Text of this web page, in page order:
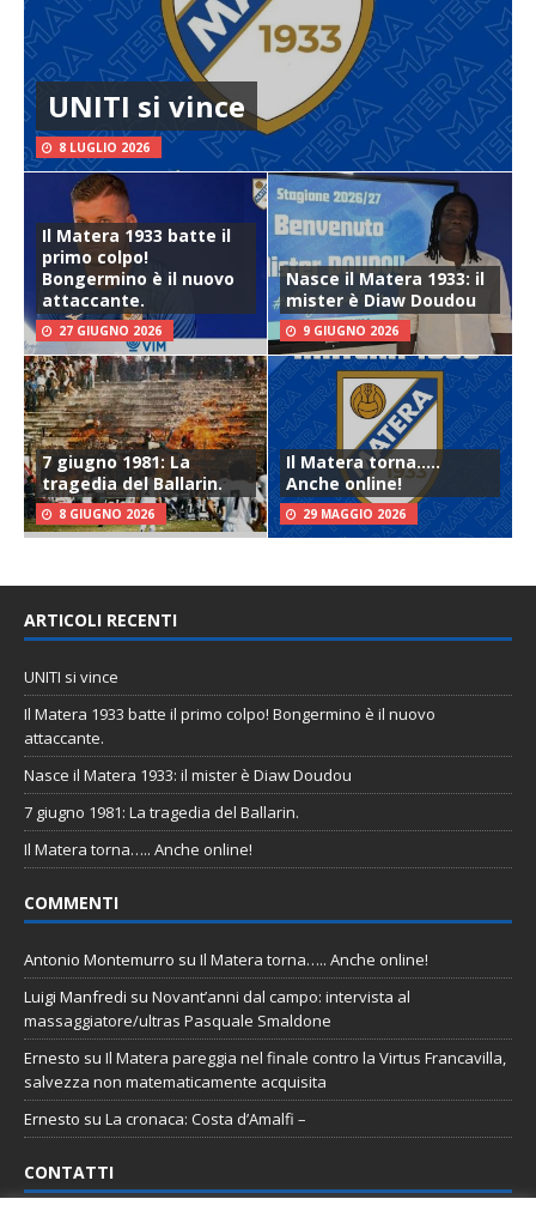
UNITI si vince
8 LUGLIO 2026
Il Matera 1933 batte il
primo colpo!
Bongermino è il nuovo
attaccante.
27 GIUGNO 2026
Nasce il Matera 1933: il
mister è Diaw Doudou
9 GIUGNO 2026
7 giugno 1981: La
tragedia del Ballarin.
8 GIUGNO 2026
Il Matera torna…..
Anche online!
29 MAGGIO 2026
ARTICOLI RECENTI
UNITI si vince
Il Matera 1933 batte il primo colpo! Bongermino è il nuovo
attaccante.
Nasce il Matera 1933: il mister è Diaw Doudou
7 giugno 1981: La tragedia del Ballarin.
Il Matera torna….. Anche online!
COMMENTI
Antonio Montemurro su Il Matera torna….. Anche online!
Luigi Manfredi su Novant’anni dal campo: intervista al
massaggiatore/ultras Pasquale Smaldone
Ernesto su Il Matera pareggia nel finale contro la Virtus Francavilla,
salvezza non matematicamente acquisita
Ernesto su La cronaca: Costa d’Amalfi –
CONTATTI